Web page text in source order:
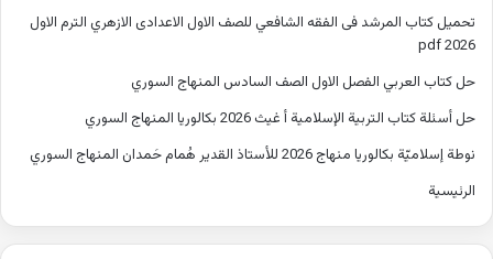
تحميل كتاب المرشد فى الفقه الشافعي للصف الاول الاعدادى الازهري الترم الاول
2026 pdf
حل كتاب العربي الفصل الاول الصف السادس المنهاج السوري
حل أسئلة كتاب التربية الإسلامية أ غيث 2026 بكالوريا المنهاج السوري
نوطة إسلاميّة بكالوريا منهاج 2026 للأستاذ القدير هُمام حَمدان المنهاج السوري
الرئيسية